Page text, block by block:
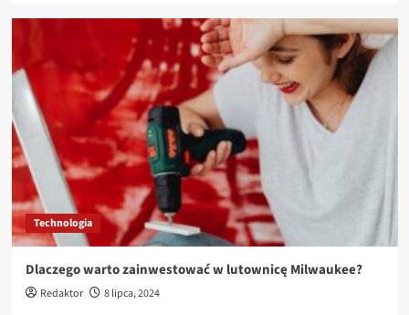
Technologia
Dlaczego warto zainwestować w lutownicę Milwaukee?
Redaktor 8 lipca, 2024